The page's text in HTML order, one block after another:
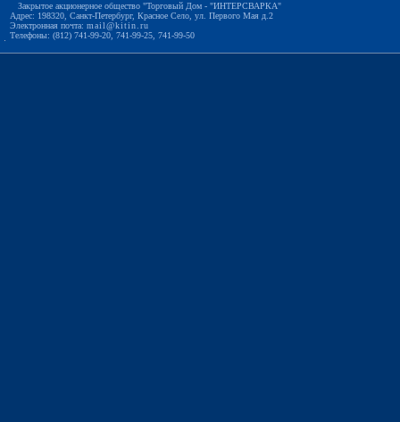
Закрытое акционерное общество "Торговый Дом - "ИНТЕРСВАРКА"
Адрес: 198320, Санкт-Петербург, Красное Село, ул. Первого Мая д.2
Электронная почта: mail@kitin.ru
Телефоны: (812) 741-99-20, 741-99-25, 741-99-50